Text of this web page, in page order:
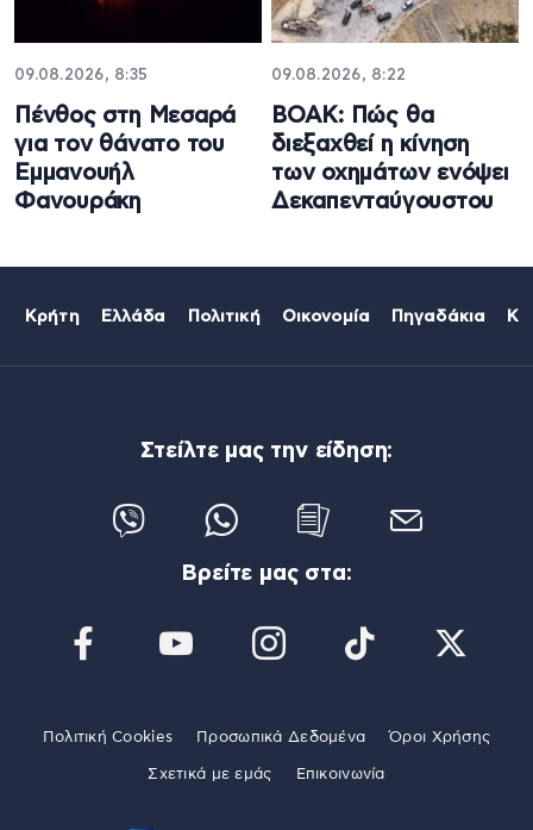
09.08.2026, 8:35
Πένθος στη Μεσαρά
για τον θάνατο του
Εμμανουήλ
Φανουράκη
09.08.2026, 8:22
ΒΟΑΚ: Πώς θα
διεξαχθεί η κίνηση
των οχημάτων ενόψει
Δεκαπενταύγουστου
Κρήτη Ελλάδα Πολιτική Οικονομία Πηγαδάκια
Στείλτε μας την είδηση:
Βρείτε μας στα:
Πολιτική Cookies Προσωπικά Δεδομένα Όροι Χρήσης
Σχετικά με εμάς Επικοινωνία